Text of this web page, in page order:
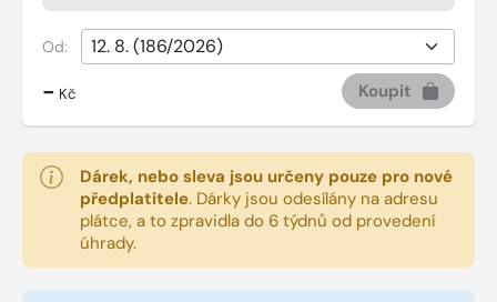
Od:
- Kč Koupit
Dárek, nebo sleva jsou určeny pouze pro nové
předplatitele. Dárky jsou odesílány na adresu
plátce, a to zpravidla do 6 týdnů od provedení
úhrady.